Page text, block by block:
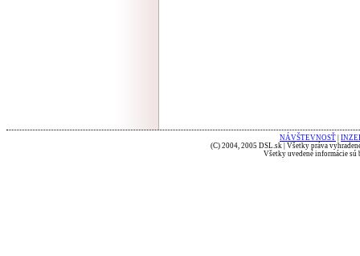
NÁVŠTEVNOSŤ
(C) 2004, 2005 DSL.sk | Všetky práva
Všetky uvedené informácie sú